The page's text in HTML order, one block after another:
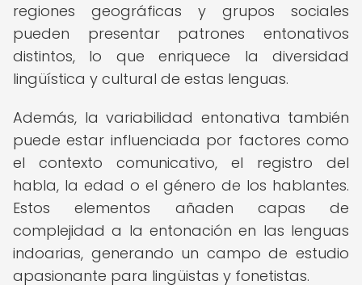
regiones geográficas y grupos sociales
pueden presentar patrones entonativos
distintos, lo que enriquece la diversidad
lingüística y cultural de estas lenguas.
Además, la variabilidad entonativa también
puede estar influenciada por factores como
el contexto comunicativo, el registro del
habla, la edad o el género de los hablantes.
Estos elementos añaden capas de
complejidad a la entonación en las lenguas
indoarias, generando un campo de estudio
apasionante para lingüistas y fonetistas.